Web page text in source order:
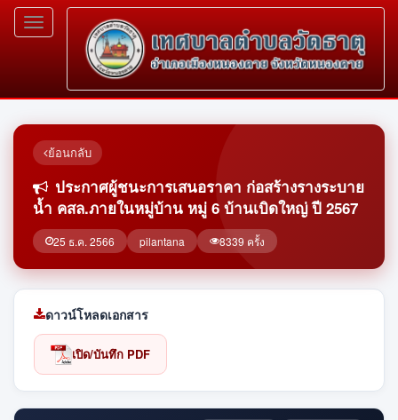
Toggle
navigation
ย้อนกลับ
ประกาศผู้ชนะการเสนอราคา ก่อสร้างรางระบาย
น้ำ คสล.ภายในหมู่บ้าน หมู่ 6 บ้านเบิดใหญ่ ปี 2567
25 ธ.ค. 2566 pilantana 8339 ครั้ง
ดาวน์โหลดเอกสาร
เปิด/บันทึก PDF